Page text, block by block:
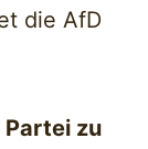
die AfD
Partei zu